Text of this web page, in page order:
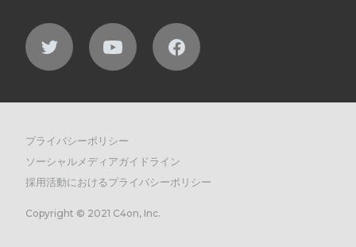
プライバシーポリシー
ソーシャルメディアガイドライン
採用活動におけるプライバシーポリシー
Copyright © 2021 C4on, Inc.